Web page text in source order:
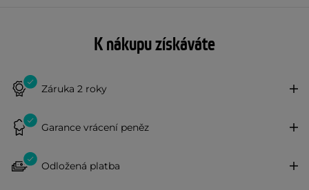
K nákupu získáváte
Záruka 2 roky
Garance vrácení peněz
Odložená platba